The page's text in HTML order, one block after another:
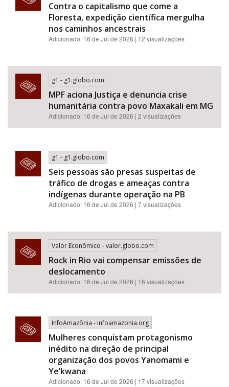
Contra o capitalismo que come a
Floresta, expedição científica mergulha
nos caminhos ancestrais
Adicionado: 16 de Jul de 2026 | 12 visualizações
g1 - g1.globo.com
MPF aciona Justiça e denuncia crise
humanitária contra povo Maxakali em MG
Adicionado: 16 de Jul de 2026 | 2 visualizações
g1 - g1.globo.com
Seis pessoas são presas suspeitas de
tráfico de drogas e ameaças contra
indígenas durante operação na PB
Adicionado: 16 de Jul de 2026 | 7 visualizações
Valor Econômico - valor.globo.com
Rock in Rio vai compensar emissões de
deslocamento
Adicionado: 16 de Jul de 2026 | 16 visualizações
InfoAmazônia - infoamazonia.org
Mulheres conquistam protagonismo
inédito na direção de principal
organização dos povos Yanomami e
Ye’kwana
Adicionado: 16 de Jul de 2026 | 17 visualizações